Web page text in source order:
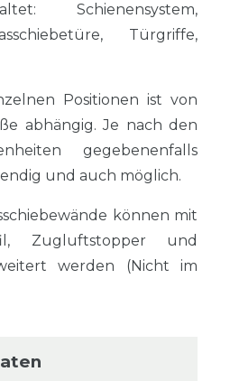
Schienensystem,
Türgriffe,
Positionen ist von
abhängig. Je nach den
gegebenenfalls
und auch möglich.
können mit
Zugluftstopper und
werden (Nicht im